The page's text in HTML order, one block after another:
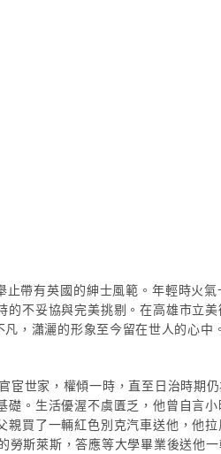
帶有英國的紳士風範。年輕時火
不妥協與完美挑剔。在高雄市立
，瀟灑的形象至今留在世人的心中。
世家，權傾一時，直至日治時期
。生活優渥不虞匱乏，他曾自言
買了一輛紅色別克汽車送他，他
斯萊斯，答應等大學畢業後送他